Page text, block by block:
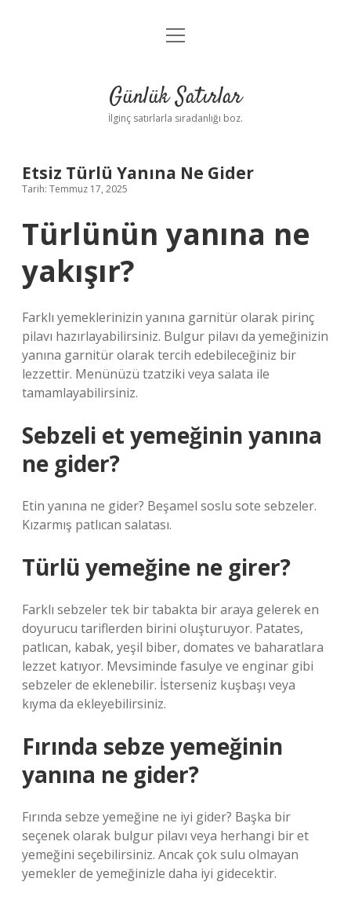
Anasayfa
Yasal Uyarı
menüyü
Günlük Satırlar
İlginç satırlarla sıradanlığı boz.
Etsiz Türlü Yanına Ne Gider
Tarih: Temmuz 17, 2025
Türlünün yanına ne
yakışır?
Farklı yemeklerinizin yanına garnitür olarak pirinç
pilavı hazırlayabilirsiniz. Bulgur pilavı da yemeğinizin
yanına garnitür olarak tercih edebileceğiniz bir
lezzettir. Menünüzü tzatziki veya salata ile
tamamlayabilirsiniz.
Sebzeli et yemeğinin yanına
ne gider?
Etin yanına ne gider? Beşamel soslu sote sebzeler.
Kızarmış patlıcan salatası.
Türlü yemeğine ne girer?
Farklı sebzeler tek bir tabakta bir araya gelerek en
doyurucu tariflerden birini oluşturuyor. Patates,
patlıcan, kabak, yeşil biber, domates ve baharatlara
lezzet katıyor. Mevsiminde fasulye ve enginar gibi
sebzeler de eklenebilir. İsterseniz kuşbaşı veya
kıyma da ekleyebilirsiniz.
Fırında sebze yemeğinin
yanına ne gider?
Fırında sebze yemeğine ne iyi gider? Başka bir
seçenek olarak bulgur pilavı veya herhangi bir et
yemeğini seçebilirsiniz. Ancak çok sulu olmayan
yemekler de yemeğinizle daha iyi gidecektir.